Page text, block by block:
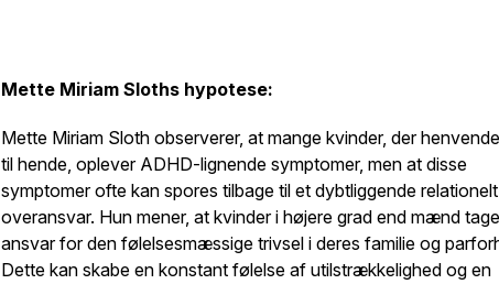
Mette Miriam Sloths hypotese:
Mette Miriam Sloth observerer, at mange kvinder, der
til hende, oplever ADHD-lignende symptomer, men at disse
symptomer ofte kan spores tilbage til et dybtliggende relationelt
overansvar. Hun mener, at kvinder i højere grad end mænd
ansvar for den følelsesmæssige trivsel i deres familie og
Dette kan skabe en konstant følelse af utilstrækkelighed og en